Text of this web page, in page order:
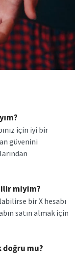
için iyi bir
güvenini
miyim?
bir X hesabı
satın almak için
doğru mu?